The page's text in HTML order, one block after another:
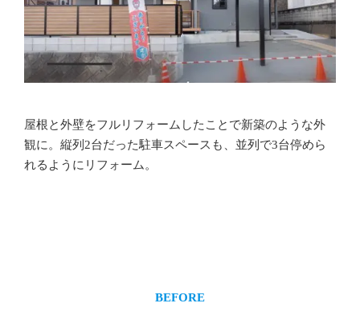
屋根と外壁をフルリフォームしたことで新築のような外
観に。縦列2台だった駐車スペースも、並列で3台停めら
れるようにリフォーム。
BEFORE